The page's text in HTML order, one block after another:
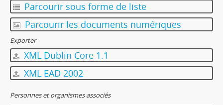
Parcourir sous forme de liste
Parcourir les documents numériques
Exporter
XML Dublin Core 1.1
XML EAD 2002
Personnes et organismes associés